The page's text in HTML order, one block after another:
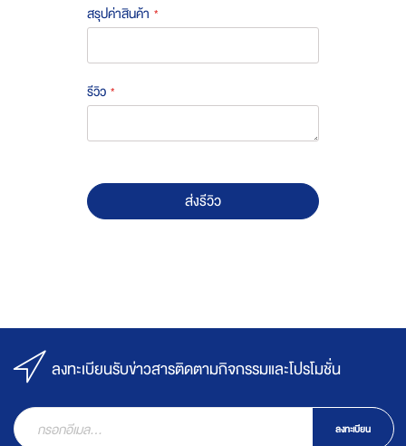
สรุปค่าสินค้า
รีวิว
ส่งรีวิว
ลงทะเบียนรับข่าวสารติดตามกิจกรรมและโปรโมชั่น
ลงทะเบียน